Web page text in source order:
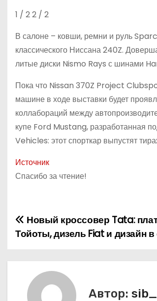
1 / 22 / 2
В салоне – ковши, ремни и руль
классического Ниссана 240Z.
литые диски Nismo Rays с шинами
Пока что Nissan 370Z Project
машине в ходе выставки будет
коллабораций между
купе Ford Mustang, разработанная
Vehicles: этот спорткар выпустят
Источник
Спасибо за чтение!
Н
в
Новый кроссовер Tata:
Тойоты, дизель Fiat и дизайн
Автор: